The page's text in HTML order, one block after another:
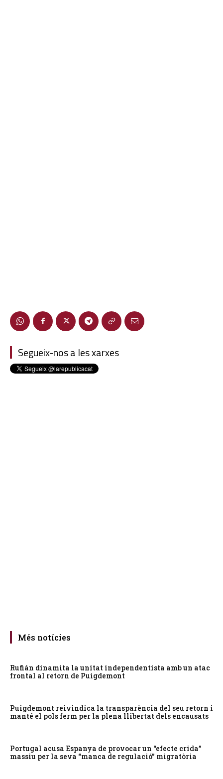
Segueix-nos a les xarxes
Més notícies
Rufián dinamita la unitat independentista amb un atac
frontal al retorn de Puigdemont
Puigdemont reivindica la transparència del seu retorn i
manté el pols ferm per la plena llibertat dels encausats
Portugal acusa Espanya de provocar un “efecte crida”
massiu per la seva “manca de regulació” migratòria